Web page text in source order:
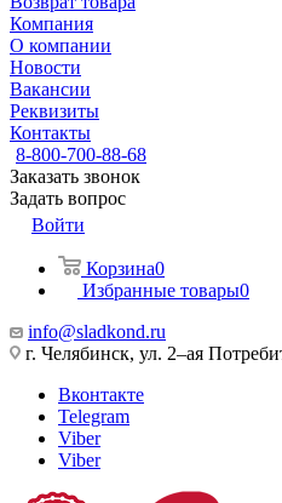
Компания
О компании
Новости
Вакансии
Реквизиты
Контакты
8-800-700-88-68
Заказать звонок
Задать вопрос
Войти
Корзина0
Избранные товары0
info@sladkond.ru
г. Челябинск, ул. 2–ая
Вконтакте
Telegram
Viber
Viber